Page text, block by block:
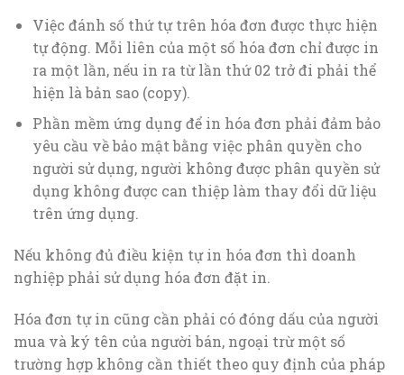
Việc đánh số thứ tự trên hóa đơn được thực hiện
tự động. Mỗi liên của một số hóa đơn chỉ được in
ra một lần, nếu in ra từ lần thứ 02 trở đi phải thể
hiện là bản sao (copy).
Phần mềm ứng dụng để in hóa đơn phải đảm bảo
yêu cầu về bảo mật bằng việc phân quyền cho
người sử dụng, người không được phân quyền sử
dụng không được can thiệp làm thay đổi dữ liệu
trên ứng dụng.
Nếu không đủ điều kiện tự in hóa đơn thì doanh
nghiệp phải sử dụng hóa đơn đặt in.
Hóa đơn tự in cũng cần phải có đóng dấu của người
mua và ký tên của người bán, ngoại trừ một số
trường hợp không cần thiết theo quy định của pháp